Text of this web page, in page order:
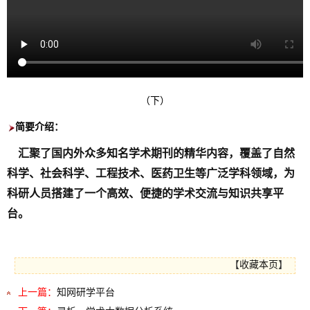
（下）
简要介绍：
汇聚了国内外众多知名学术期刊的精华内容，覆盖了自然
科学、社会科学、工程技术、医药卫生等广泛学科领域，为
科研人员搭建了一个高效、便捷的学术交流与知识共享平
台。
【收藏本页 】
上一篇： 知网研学平台